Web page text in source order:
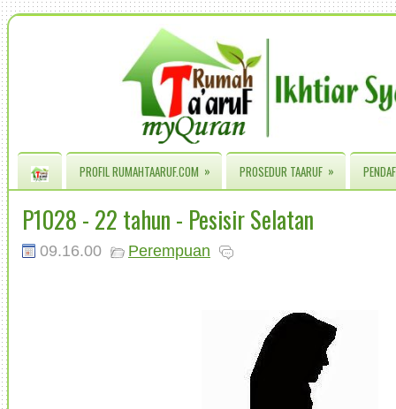
PROFIL RUMAHTAARUF.COM » PROSEDUR TAARUF »
P1028 - 22 tahun - Pesisir Selatan
09.16.00 Perempuan